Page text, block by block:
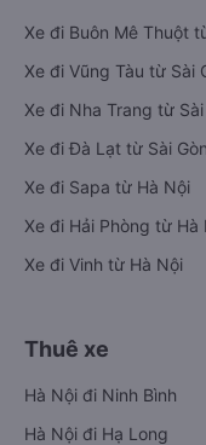
Xe đi Buôn Mê Thuột
Xe đi Vũng Tàu từ Sài
Xe đi Nha Trang từ Sài
Xe đi Đà Lạt từ Sài Gòn
Xe đi Sapa từ Hà Nội
Xe đi Hải Phòng từ Hà
Xe đi Vinh từ Hà Nội
Thuê xe
Hà Nội đi Ninh Bình
Hà Nội đi Hạ Long